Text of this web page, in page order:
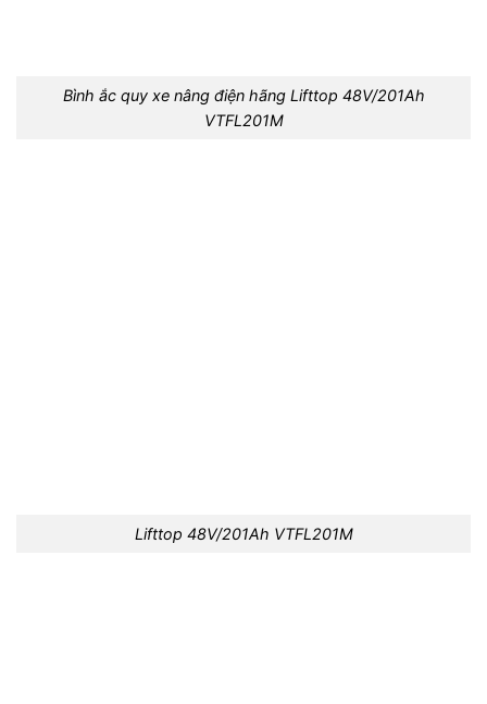
Bình ắc quy xe nâng điện hãng Lifttop 48V/201Ah
VTFL201M
Lifttop 48V/201Ah VTFL201M